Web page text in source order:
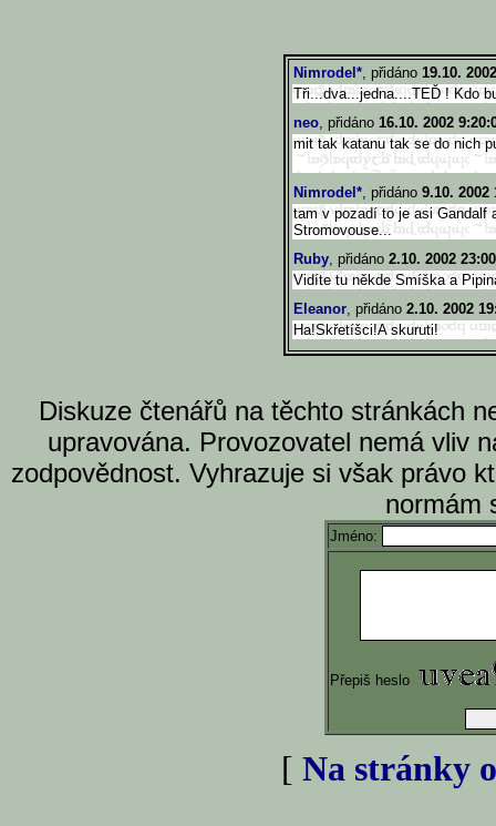
Nimrodel*, přidáno 19.10.
Tři...dva...jedna....TEĎ ! Kdo
neo, přidáno 16.10. 2002
mit tak katanu tak se do nich
Nimrodel*, přidáno 9.10. 2002
tam v pozadí to je asi Gandalf
Stromovouse...
Ruby, přidáno 2.10. 2002
Vidíte tu někde Smíška a
Eleanor, přidáno 2.10. 2002
Ha!Skřetíšci!A skuruti!
Diskuze čtenářů na těchto stránkách
upravována. Provozovatel nemá vliv
zodpovědnost. Vyhrazuje si však právo
normám
Jméno:
Přepiš heslo
[ Na stránky